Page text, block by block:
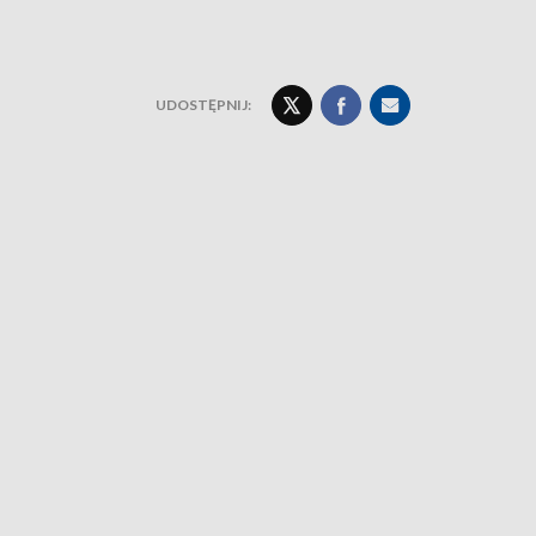
UDOSTĘPNIJ: